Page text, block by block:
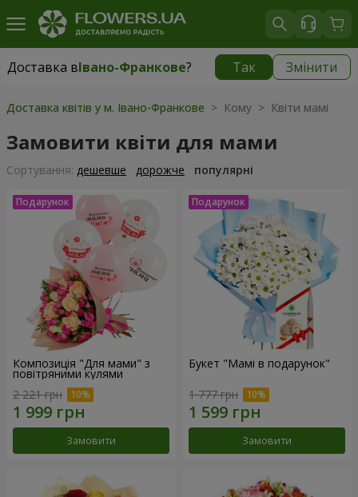
Доставка вІвано-Франкове? Так Змінити
Доставка вІвано-Франкове|537 грн
Доставка квітів у м. Івано-Франкове > Кому > Квіти мамі
Замовити квіти для мами
Сортування: дешевше дорожче популярні
Композиція "Для мами" з
повітряними кулями
2 221 грн
Замовити
Букет "Мамі в подарунок"
1 777 грн
Замовити